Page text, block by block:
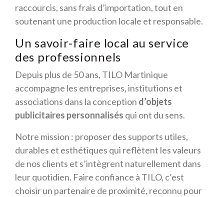
raccourcis, sans frais d’importation, tout en
soutenant une production locale et responsable.
Un savoir-faire local au service
des professionnels
Depuis plus de 50 ans, TILO Martinique
accompagne les entreprises, institutions et
associations dans la conception d’objets
publicitaires personnalisés qui ont du sens.
Notre mission : proposer des supports utiles,
durables et esthétiques qui reflètent les valeurs
de nos clients et s’intègrent naturellement dans
leur quotidien. Faire confiance à TILO, c’est
choisir un partenaire de proximité, reconnu pour